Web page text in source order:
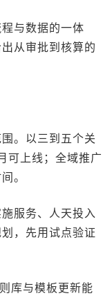
与数据的一体
从审批到核算的
。以三到五个关
可上线；全域推广
。
服务、人天投入
，先用试点验证
库与模板更新能